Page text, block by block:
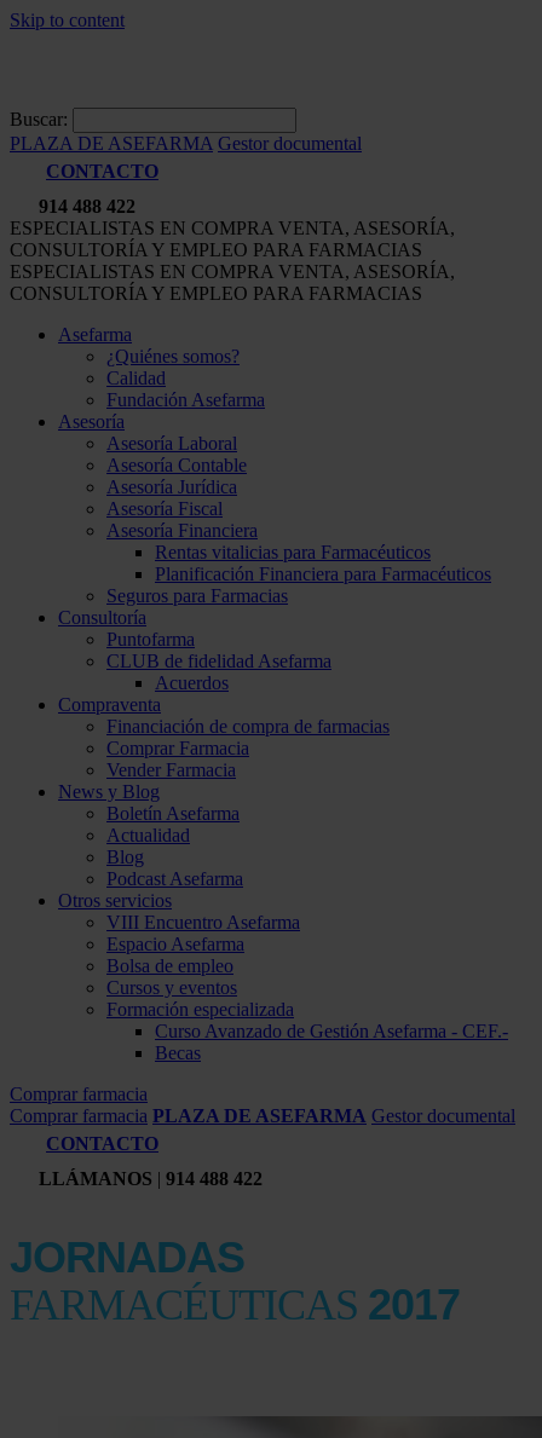
Skip to content
Buscar:
PLAZA DE ASEFARMA Gestor documental
CONTACTO
914 488 422
ESPECIALISTAS EN COMPRA VENTA, ASESORÍA,
CONSULTORÍA Y EMPLEO PARA FARMACIAS
ESPECIALISTAS EN COMPRA VENTA, ASESORÍA,
CONSULTORÍA Y EMPLEO PARA FARMACIAS
Asefarma
¿Quiénes somos?
Calidad
Fundación Asefarma
Asesoría
Asesoría Laboral
Asesoría Contable
Asesoría Jurídica
Asesoría Fiscal
Asesoría Financiera
Rentas vitalicias para Farmacéuticos
Planificación Financiera para Farmacéuticos
Seguros para Farmacias
Consultoría
Puntofarma
CLUB de fidelidad Asefarma
Acuerdos
Compraventa
Financiación de compra de farmacias
Comprar Farmacia
Vender Farmacia
News y Blog
Boletín Asefarma
Actualidad
Blog
Podcast Asefarma
Otros servicios
VIII Encuentro Asefarma
Espacio Asefarma
Bolsa de empleo
Cursos y eventos
Formación especializada
Curso Avanzado de Gestión Asefarma - CEF.-
Becas
Comprar farmacia
Comprar farmacia PLAZA DE ASEFARMA Gestor documental
CONTACTO
LLÁMANOS | 914 488 422
JORNADAS
FARMACÉUTICAS 2017